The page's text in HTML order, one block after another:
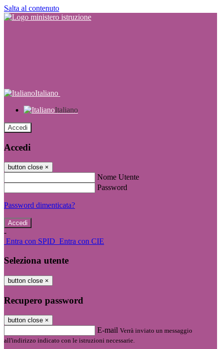
Salta al contenuto
Italiano
Italiano
Accedi
Accedi
button close ×
Nome Utente
Password
Password dimenticata?
-
Entra con SPID Entra con CIE
Seleziona utente
button close ×
Recupero password
button close ×
E-mail Verrà inviato un messaggio
all'indirizzo indicato con le istruzioni necessarie.